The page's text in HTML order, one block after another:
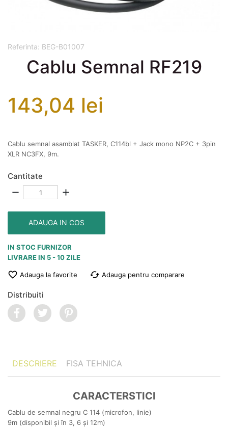
Referinta: BEG-B01007
Cablu Semnal RF219
143,04 lei
Cablu semnal asamblat TASKER, C114bl + Jack mono NP2C + 3pin
XLR NC3FX, 9m.
Cantitate
remove add
ADAUGA IN COS
IN STOC FURNIZOR
LIVRARE IN 5 - 10 ZILE
favorite_border Adauga la favorite cached Adauga pentru comparare
Distribuiti
DESCRIERE FISA TEHNICA
CARACTERSTICI
Cablu de semnal negru C 114 (microfon, linie)
9m (disponibil și în 3, 6 și 12m)